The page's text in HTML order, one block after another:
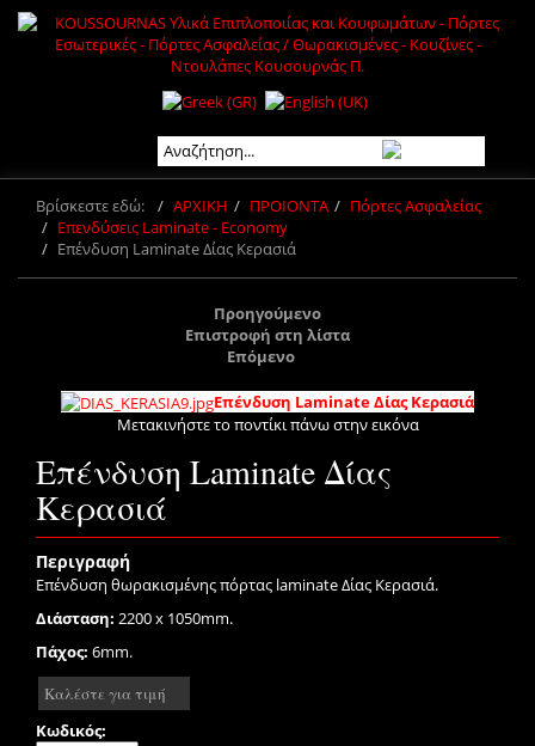
Βρίσκεστε εδώ: ΑΡΧΙΚΗ ΠΡΟΙΟΝΤΑ
Πόρτες Ασφαλείας
Επενδύσεις Laminate - Economy
Επένδυση Laminate Δίας Κερασιά
Προηγούμενο
Επιστροφή στη λίστα
Επόμενο
Επένδυση Laminate Δίας Κερασιά
Μετακινήστε το ποντίκι πάνω στην εικόνα
Επένδυση Laminate Δίας
Κερασιά
Περιγραφή
Επένδυση θωρακισμένης πόρτας laminate Δίας Κερασιά.
Διάσταση: 2200 x 1050mm.
Πάχος: 6mm.
Καλέστε για τιμή
Κωδικός: